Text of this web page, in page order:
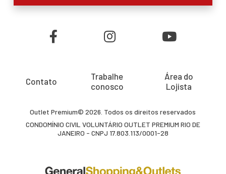
Contato
Trabalhe
conosco
Área do
Lojista
Outlet Premium© 2026. Todos os direitos reservados
CONDOMÍNIO CIVIL VOLUNTÁRIO OUTLET PREMIUM RIO DE
JANEIRO - CNPJ 17.803.113/0001-28